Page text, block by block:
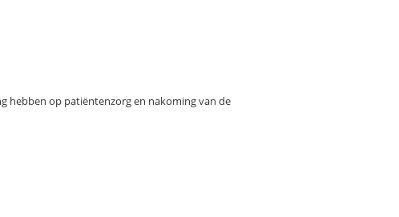
hebben op patiëntenzorg en nakoming van de